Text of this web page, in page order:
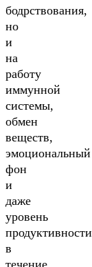
бодрствования,
но
и
на
работу
иммунной
системы,
обмен
веществ,
эмоциональный
фон
и
даже
уровень
продуктивности
в